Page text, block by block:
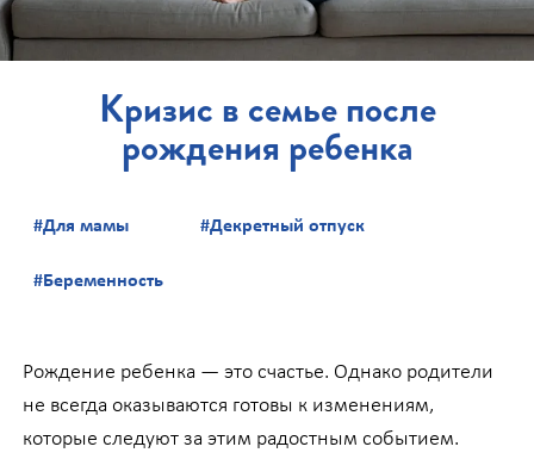
Кризис в семье после
рождения ребенка
#Для мамы #Декретный отпуск
#Беременность
Рождение ребенка — это счастье. Однако родители
не всегда оказываются готовы к изменениям,
которые следуют за этим радостным событием.